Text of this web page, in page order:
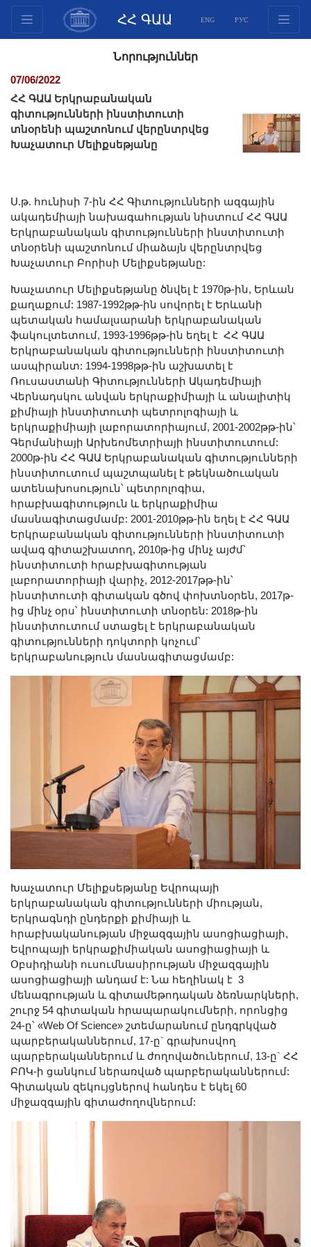
ՀՀ ԳԱԱ ENG РУС
Փաստաթղթեր
Ինովացիոն առաջարկներ
Հրատարակություններ
Մրցույթներ
Միջազգային
համագործակցություն
ծրագրեր
Լուսանկարներ
Տեսադարան
Վեբ ռեսուրսներ
Այլ ակադեմիաներ
«Գիտություն» թերթ
«Գիտության աշխարհում»
հանդես
Հրապարակումներ
մամուլում
Ազդեր
Հոբելյաններ
Համալսարաններ
Նորություններ
Գիտական արդյունքներ
Սփյուռքի գիտնականները
Երիտասարդ գիտնականի
ամբիոն
Մեր երախտավորները
Հայտարարություններ
Կայքի քարտեզ
Որոնում
Նորություններ
07/06/2022
ՀՀ ԳԱԱ Երկրաբանական
գիտությունների ինստիտուտի
տնօրենի պաշտոնում վերընտրվեց
Խաչատուր Մելիքսեթյանը
Ս.թ. հունիսի 7-ին ՀՀ Գիտությունների ազգային
ակադեմիայի նախագահության նիստում ՀՀ ԳԱԱ
Երկրաբանական գիտությունների ինստիտուտի
տնօրենի պաշտոնում միաձայն վերընտրվեց
Խաչատուր Բորիսի Մելիքսեթյանը:
Խաչատուր Մելիքսեթյանը ծնվել է 1970թ-ին, Երևան
քաղաքում: 1987-1992թթ-ին սովորել է Երևանի
պետական համալսարանի երկրաբանական
ֆակուլտետում, 1993-1996թթ-ին եղել է ՀՀ ԳԱԱ
Երկրաբանական գիտությունների ինստիտուտի
ասպիրանտ: 1994-1998թթ-ին աշխատել է
Ռուսաստանի Գիտությունների Ակադեմիայի
Վերնադսկու անվան երկրաքիմիայի և անալիտիկ
քիմիայի ինստիտուտի պետրոլոգիայի և
երկրաքիմիայի լաբորատորիայում, 2001-2002թթ-ին՝
Գերմանիայի Արխեոմետրիայի ինստիտուտում:
2000թ-ին ՀՀ ԳԱԱ Երկրաբանական գիտությունների
ինստիտուտում պաշտպանել է թեկնածուական
ատենախոսություն՝ պետրոլոգիա,
հրաբխագիտություն և երկրաքիմիա
մասնագիտացմամբ: 2001-2010թթ-ին եղել է ՀՀ ԳԱԱ
Երկրաբանական գիտությունների ինստիտուտի
ավագ գիտաշխատող, 2010թ-ից մինչ այժմ՝
ինստիտուտի հրաբխագիտության
լաբորատորիայի վարիչ, 2012-2017թթ-ին՝
ինստիտուտի գիտական գծով փոխտնօրեն, 2017թ-
ից մինչ օրս՝ ինստիտուտի տնօրեն: 2018թ-ին
ինստիտուտում ստացել է երկրաբանական
գիտությունների դոկտորի կոչում՝
երկրաբանություն մասնագիտացմամբ:
Խաչատուր Մելիքսեթյանը Եվրոպայի
երկրաբանական գիտությունների միության,
Երկրագնդի ընդերքի քիմիայի և
հրաբխականության միջազգային ասոցիացիայի,
Եվրոպայի երկրաքիմիական ասոցիացիայի և
Օբսիդիանի ուսումնասիրության միջազգային
ասոցիացիայի անդամ է: Նա հեղինակ է 3
մենագրության և գիտամեթոդական ձեռնարկների,
շուրջ 54 գիտական հրապարակումների, որոնցից
24-ը՝ «Web Of Science» շտեմարանում ընդգրկված
պարբերականներում, 17-ը` գրախոսվող
պարբերականներում և ժողովածուներում, 13-ը` ՀՀ
ԲՈԿ-ի ցանկում ներառված պարբերականներում:
Գիտական զեկույցներով հանդես է եկել 60
միջազգային գիտաժողովներում: